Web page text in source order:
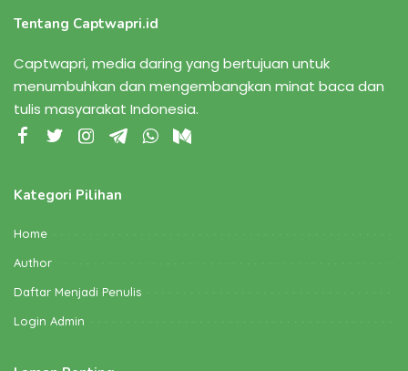
Tentang Captwapri.id
Captwapri, media daring yang bertujuan untuk
menumbuhkan dan mengembangkan minat baca dan
tulis masyarakat Indonesia.
Kategori Pilihan
Home
Author
Daftar Menjadi Penulis
Login Admin